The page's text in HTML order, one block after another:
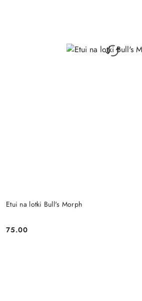
Etui na lotki Bull's Morph
Cena:
75.00